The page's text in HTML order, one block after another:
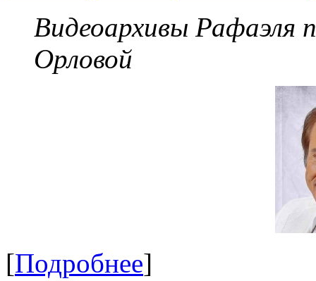
Видеоархивы Рафаэля
Орловой
[Подробнее]